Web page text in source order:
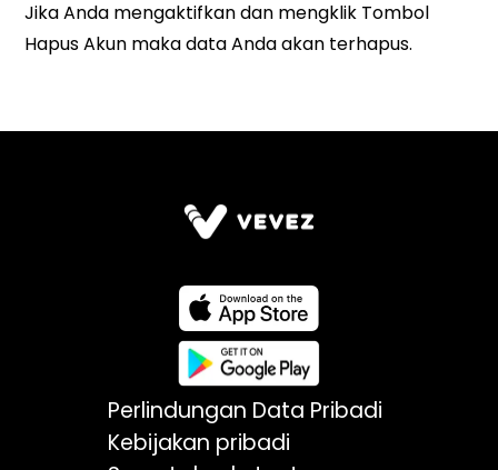
Perlindungan Data Pribadi
Kebijakan pribadi